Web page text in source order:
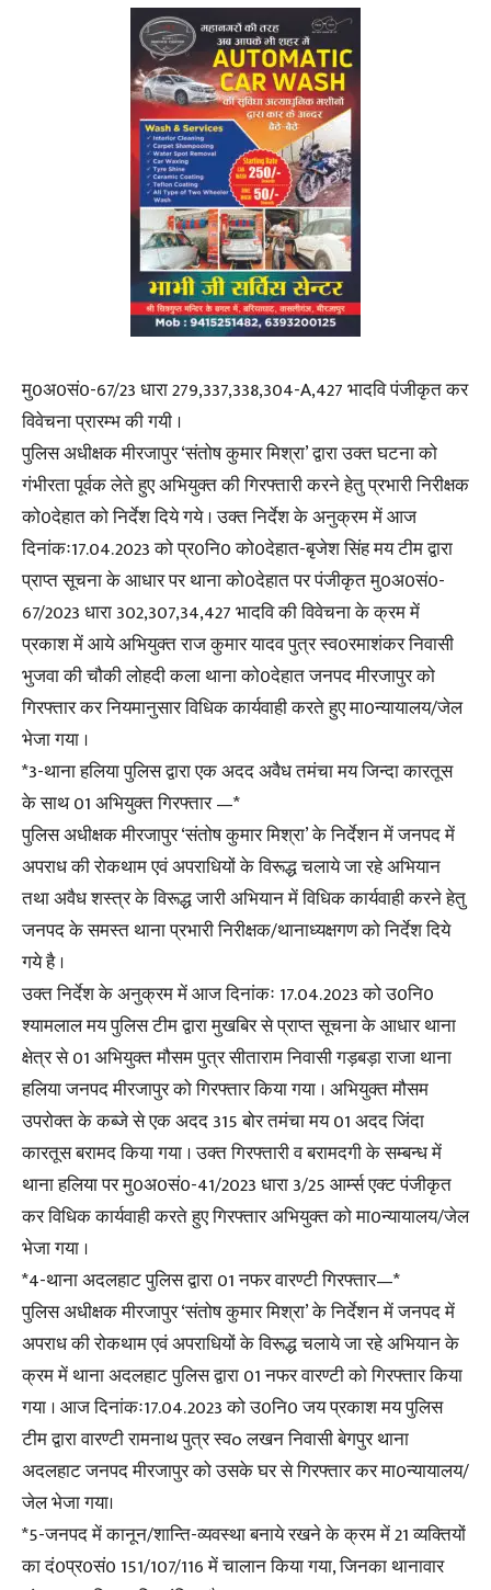
मु0अ0सं0-67/23 धारा 279,337,338,304-A,427 भादवि पंजीकृत कर
विवेचना प्रारम्भ की गयी ।
पुलिस अधीक्षक मीरजापुर ‘संतोष कुमार मिश्रा’ द्वारा उक्त घटना को
गंभीरता पूर्वक लेते हुए अभियुक्त की गिरफ्तारी करने हेतु प्रभारी निरीक्षक
को0देहात को निर्देश दिये गये । उक्त निर्देश के अनुक्रम में आज
दिनांकः17.04.2023 को प्र0नि0 को0देहात-बृजेश सिंह मय टीम द्वारा
प्राप्त सूचना के आधार पर थाना को0देहात पर पंजीकृत मु0अ0सं0-
67/2023 धारा 302,307,34,427 भादवि की विवेचना के क्रम में
प्रकाश में आये अभियुक्त राज कुमार यादव पुत्र स्व0रमाशंकर निवासी
भुजवा की चौकी लोहदी कला थाना को0देहात जनपद मीरजापुर को
गिरफ्तार कर नियमानुसार विधिक कार्यवाही करते हुए मा0न्यायालय/जेल
भेजा गया ।
*3-थाना हलिया पुलिस द्वारा एक अदद अवैध तमंचा मय जिन्दा कारतूस
के साथ 01 अभियुक्त गिरफ्तार —*
पुलिस अधीक्षक मीरजापुर ‘संतोष कुमार मिश्रा’ के निर्देशन में जनपद में
अपराध की रोकथाम एवं अपराधियों के विरूद्ध चलाये जा रहे अभियान
तथा अवैध शस्त्र के विरूद्ध जारी अभियान में विधिक कार्यवाही करने हेतु
जनपद के समस्त थाना प्रभारी निरीक्षक/थानाध्यक्षगण को निर्देश दिये
गये है ।
उक्त निर्देश के अनुक्रम में आज दिनांकः 17.04.2023 को उ0नि0
श्यामलाल मय पुलिस टीम द्वारा मुखबिर से प्राप्त सूचना के आधार थाना
क्षेत्र से 01 अभियुक्त मौसम पुत्र सीताराम निवासी गड़बड़ा राजा थाना
हलिया जनपद मीरजापुर को गिरफ्तार किया गया । अभियुक्त मौसम
उपरोक्त के कब्जे से एक अदद 315 बोर तमंचा मय 01 अदद जिंदा
कारतूस बरामद किया गया । उक्त गिरफ्तारी व बरामदगी के सम्बन्ध में
थाना हलिया पर मु0अ0सं0-41/2023 धारा 3/25 आर्म्स एक्ट पंजीकृत
कर विधिक कार्यवाही करते हुए गिरफ्तार अभियुक्त को मा0न्यायालय/जेल
भेजा गया ।
*4-थाना अदलहाट पुलिस द्वारा 01 नफर वारण्टी गिरफ्तार—*
पुलिस अधीक्षक मीरजापुर ‘संतोष कुमार मिश्रा’ के निर्देशन में जनपद में
अपराध की रोकथाम एवं अपराधियों के विरूद्ध चलाये जा रहे अभियान के
क्रम में थाना अदलहाट पुलिस द्वारा 01 नफर वारण्टी को गिरफ्तार किया
गया । आज दिनांकः17.04.2023 को उ0नि0 जय प्रकाश मय पुलिस
टीम द्वारा वारण्टी रामनाथ पुत्र स्वo लखन निवासी बेगपुर थाना
अदलहाट जनपद मीरजापुर को उसके घर से गिरफ्तार कर मा0न्यायालय/
जेल भेजा गया।
*5-जनपद में कानून/शान्ति-व्यवस्था बनाये रखने के क्रम में 21 व्यक्तियों
का दं0प्र0सं0 151/107/116 में चालान किया गया, जिनका थानावार